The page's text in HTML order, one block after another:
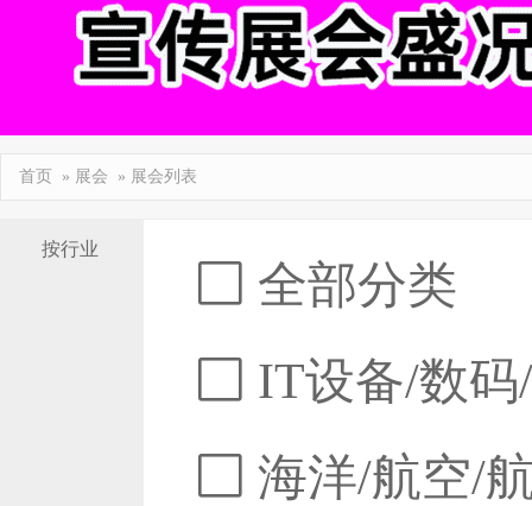
首页 » 展会 » 展会列表
按行业
全部分类
IT设备/数码
海洋/航空/